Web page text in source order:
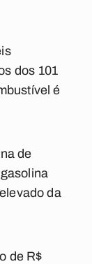
dos 101
é
de
da
de R$